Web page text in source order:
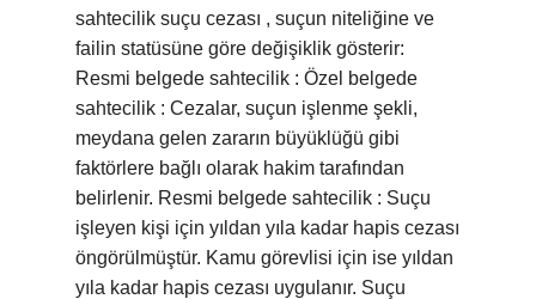
sahtecilik suçu cezası , suçun niteliğine ve
failin statüsüne göre değişiklik gösterir:
Resmi belgede sahtecilik : Özel belgede
sahtecilik : Cezalar, suçun işlenme şekli,
meydana gelen zararın büyüklüğü gibi
faktörlere bağlı olarak hakim tarafından
belirlenir. Resmi belgede sahtecilik : Suçu
işleyen kişi için yıldan yıla kadar hapis cezası
öngörülmüştür. Kamu görevlisi için ise yıldan
yıla kadar hapis cezası uygulanır. Suçu